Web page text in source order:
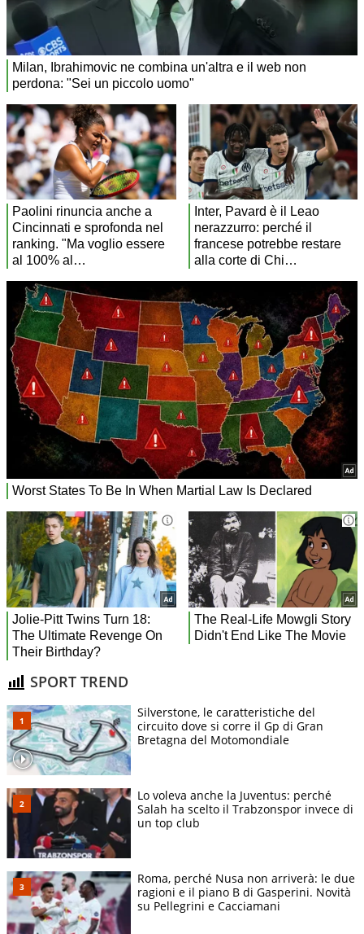
SPORT TREND
Silverstone, le caratteristiche del
circuito dove si corre il Gp di Gran
Bretagna del Motomondiale
Lo voleva anche la Juventus: perché
Salah ha scelto il Trabzonspor invece di
un top club
Roma, perché Nusa non arriverà: le due
ragioni e il piano B di Gasperini. Novità
su Pellegrini e Cacciamani